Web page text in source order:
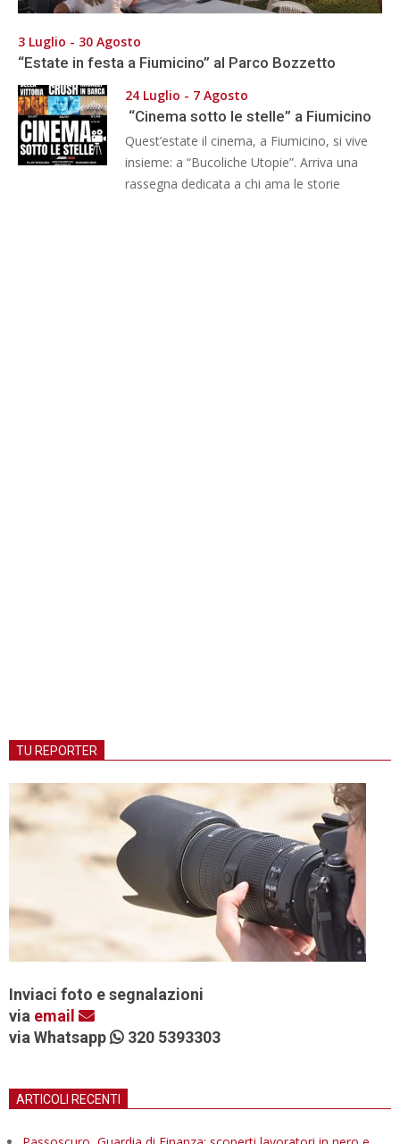
3 Luglio - 30 Agosto
“Estate in festa a Fiumicino” al Parco Bozzetto
24 Luglio - 7 Agosto
“Cinema sotto le stelle” a Fiumicino
Quest’estate il cinema, a Fiumicino, si vive
insieme: a “Bucoliche Utopie”. Arriva una
rassegna dedicata a chi ama le storie
TU REPORTER
Inviaci foto e segnalazioni
via email
via Whatsapp
320 5393303
ARTICOLI RECENTI